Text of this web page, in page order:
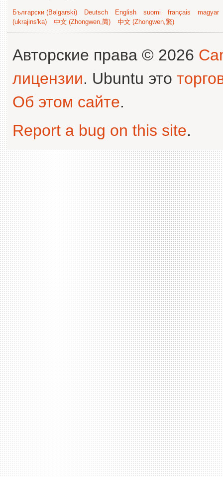
Български (Bəlgarski) Deutsch English suomi français
magyar
(ukrajins'ka)
中文 (Zhongwen,简) 中文 (Zhongwen,繁)
Авторские права © 2026
лицензии. Ubuntu это
Об этом сайте.
Report a bug on this site.